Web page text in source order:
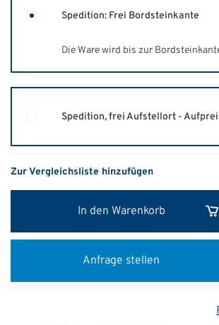
Spedition: Frei Bordsteinkante
Die Ware wird bis zur
Spedition, frei Aufstellort -
Zur Vergleichsliste hinzufügen
In den Warenkorb
Anfrage stellen